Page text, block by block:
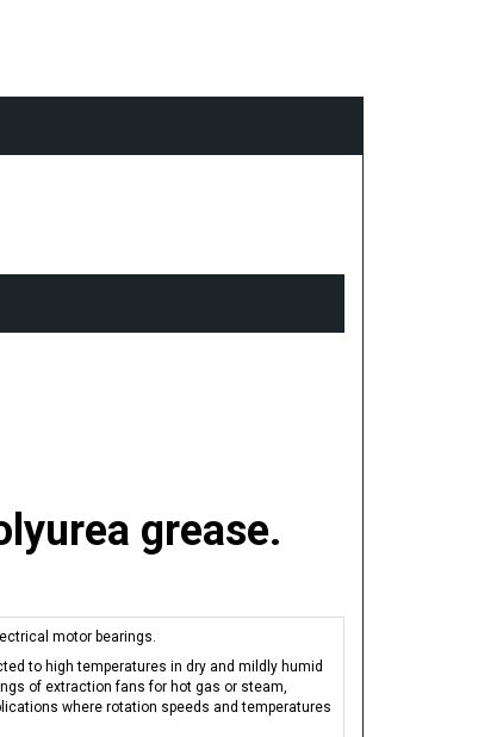
grease.
motor bearings.
to high temperatures in dry and mildly humid
of extraction fans for hot gas or steam,
where rotation speeds and temperatures